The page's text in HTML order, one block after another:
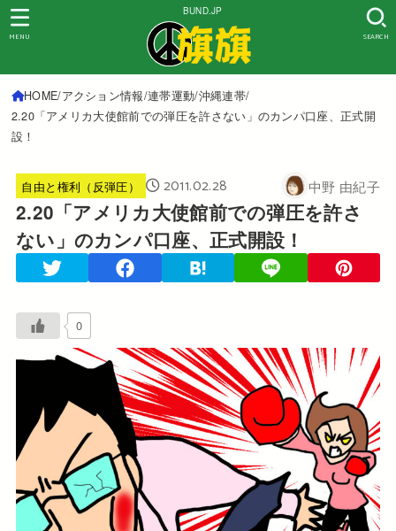
BUND.JP
SEARCH
MENU
HOME アクション情報 連帯運動 沖縄連帯
2.20「アメリカ大使館前での弾圧を許さない」のカンパ口座、正式開
設！
自由と権利（反弾圧） 2011.02.28 中野 由紀子
2.20「アメリカ大使館前での弾圧を許さ
ない」のカンパ口座、正式開設！
0